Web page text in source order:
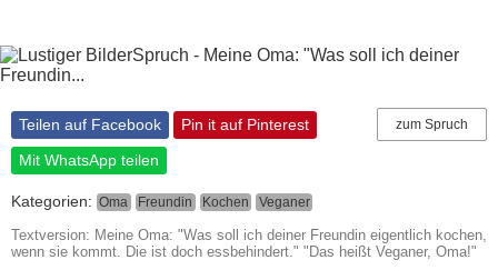
zum Spruch
Teilen auf Facebook
Pin it auf Pinterest
Mit WhatsApp teilen
Kategorien: Oma Freundin Kochen Veganer
Textversion: Meine Oma: "Was soll ich deiner Freundin eigentlich kochen,
wenn sie kommt. Die ist doch essbehindert." "Das heißt Veganer, Oma!"